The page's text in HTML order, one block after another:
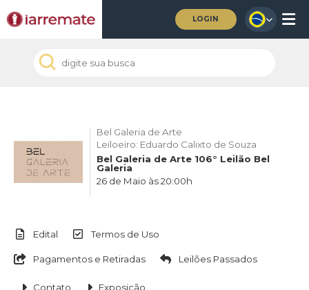
LOGIN
Bel Galeria de Arte
Leiloeiro: Eduardo Calixto de Souza
Bel Galeria de Arte 106° Leilão Bel
Galeria
26 de Maio às 20:00h
Edital Termos de Uso
Pagamentos e Retiradas Leilões Passados
Contato Exposição